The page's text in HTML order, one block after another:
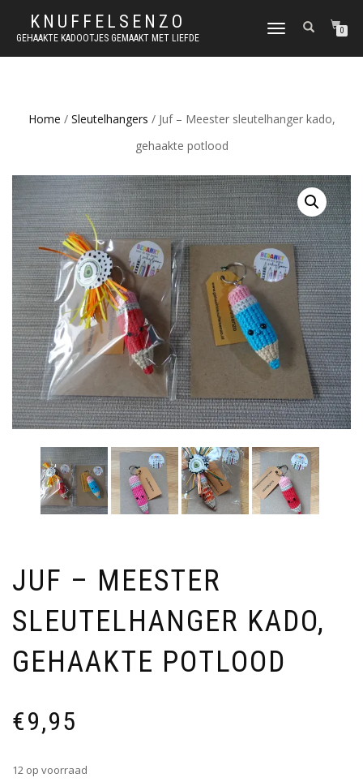
KNUFFELSENZO
GEHAAKTE KADOOTJES GEMAAKT MET LIEFDE
SCHAKEL
MENU
0
Home / Sleutelhangers / Juf – Meester sleutelhanger kado,
gehaakte potlood
JUF – MEESTER
SLEUTELHANGER KADO,
GEHAAKTE POTLOOD
€9,95
12 op voorraad